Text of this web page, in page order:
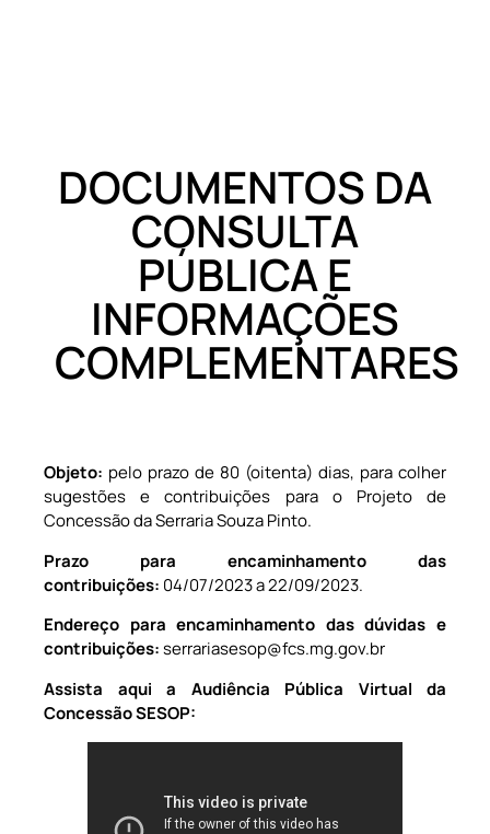
DOCUMENTOS DA
CONSULTA
PÚBLICA E
INFORMAÇÕES
COMPLEMENTARES
Objeto: pelo prazo de 80 (oitenta) dias, para colher
sugestões e contribuições para o Projeto de
Concessão da Serraria Souza Pinto.
Prazo para encaminhamento das
contribuições: 04/07/2023 a 22/09/2023.
Endereço para encaminhamento das dúvidas e
contribuições:serrariasesop@fcs.mg.gov.br
Assista aqui a Audiência Pública Virtual da
Concessão SESOP: